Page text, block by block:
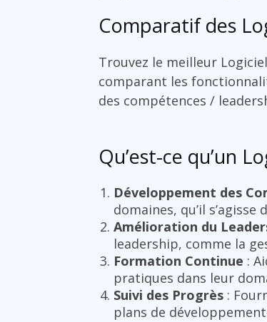
Comparatif des
Trouvez le meilleur
comparant les
des compétences /
Qu’est-ce qu’un
Développement des
domaines, qu’il
Amélioration du
leadership, comme la
Formation Continue :
pratiques dans leur
Suivi des Progrès :
plans de